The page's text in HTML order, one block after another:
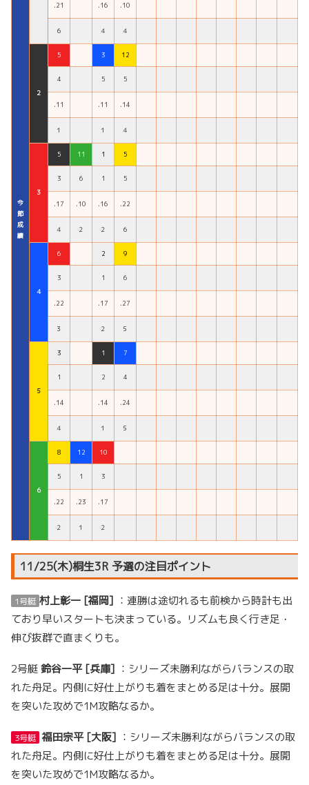
今
節
成
績
.21 .16 .10
６ ４ ４
２
5 3 12
4 5 5
.11 .11 .14
１ １ ４
３
5 11 1 5
3 6 1 5
.17 .10 .16 .22
４ ２ ２ ６
４
6 2 9
3 1 6
.22 .17 .27
３ ２ ５
５
3 1 7
1 2 4
.14 .14 .24
４ １ ５
６
8 12 10
5 1 3
.22 .23 .17
２ １ ２
11/25(木)桐生3R 予選の注目ポイント
1号艇 村上彰一 [福岡] ：連勝は途切れるも前検から時計も出
ており早いスタートも決まっている。リズムも良く行き足・
伸び抜群で直まくりも。
2号艇鈴谷一平 [兵庫] ：シリーズ未勝利ながらバランスの取
れた舟足。内側に好仕上がりも着をまとめる足は十分。展開
を突いた攻めで1M攻略なるか。
3号艇 福田宗平 [大阪] ：シリーズ未勝利ながらバランスの取
れた舟足。内側に好仕上がりも着をまとめる足は十分。展開
を突いた攻めで1M攻略なるか。